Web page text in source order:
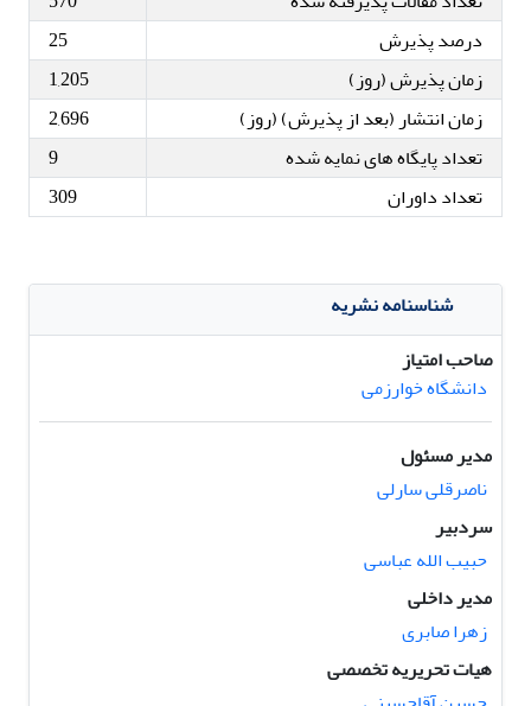
درصد پذیرش
25
زمان پذیرش (روز)
1,205
زمان انتشار (بعد از پذیرش) (روز)
2,696
تعداد پایگاه های نمایه شده
9
تعداد داوران
309
شناسنامه نشریه
صاحب امتیاز
دانشگاه خوارزمی
مدیر مسئول
ناصرقلی سارلی
سردبیر
حبیب الله عباسی
مدیر داخلی
زهرا صابری
هیات تحریریه تخصصی